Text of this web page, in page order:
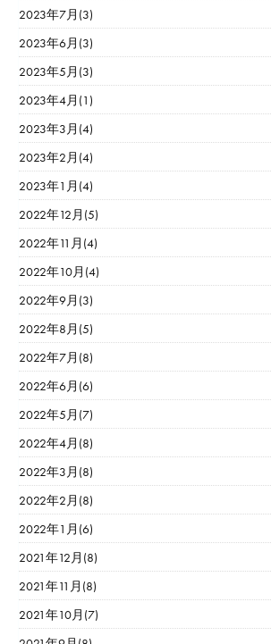
2023年7月(3)
2023年6月(3)
2023年5月(3)
2023年4月(1)
2023年3月(4)
2023年2月(4)
2023年1月(4)
2022年12月(5)
2022年11月(4)
2022年10月(4)
2022年9月(3)
2022年8月(5)
2022年7月(8)
2022年6月(6)
2022年5月(7)
2022年4月(8)
2022年3月(8)
2022年2月(8)
2022年1月(6)
2021年12月(8)
2021年11月(8)
2021年10月(7)